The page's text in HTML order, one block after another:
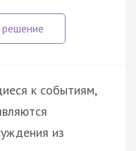
к событиям,
из